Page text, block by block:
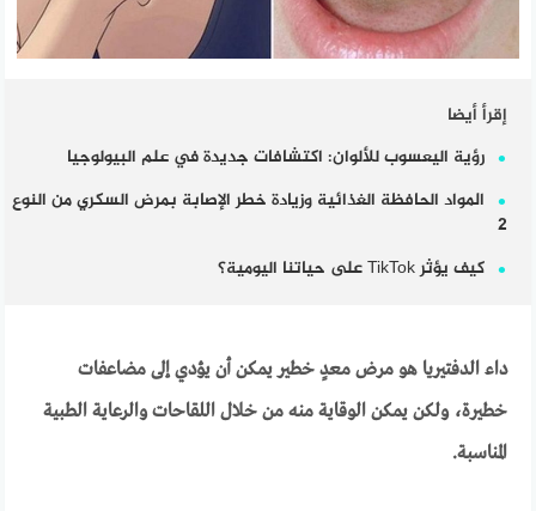
إقرأ أيضا
رؤية اليعسوب للألوان: اكتشافات جديدة في علم البيولوجيا
المواد الحافظة الغذائية وزيادة خطر الإصابة بمرض السكري من النوع
2
كيف يؤثر TikTok على حياتنا اليومية؟
داء الدفتيريا هو مرض معدٍ خطير يمكن أن يؤدي إلى مضاعفات
خطيرة، ولكن يمكن الوقاية منه من خلال اللقاحات والرعاية الطبية
المناسبة.